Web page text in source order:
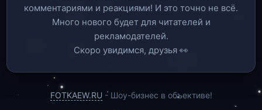
комментариями и реакциями! И это точно не всё.
Много нового будет для читателей и
рекламодателей.
Скоро увидимся, друзья 👀
FOTKAEW.RU - Шоу-бизнес в объективе!